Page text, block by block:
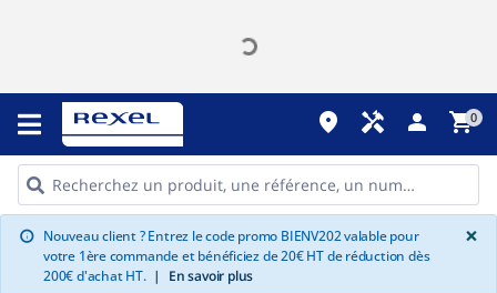
place handyman person shopping_cart0
info Nouveau client ? Entrez le code promo BIENV202 valable pour
votre 1ère commande et bénéficiez de 20€ HT de réduction dès
200€ d'achat HT. | En savoir plus
×